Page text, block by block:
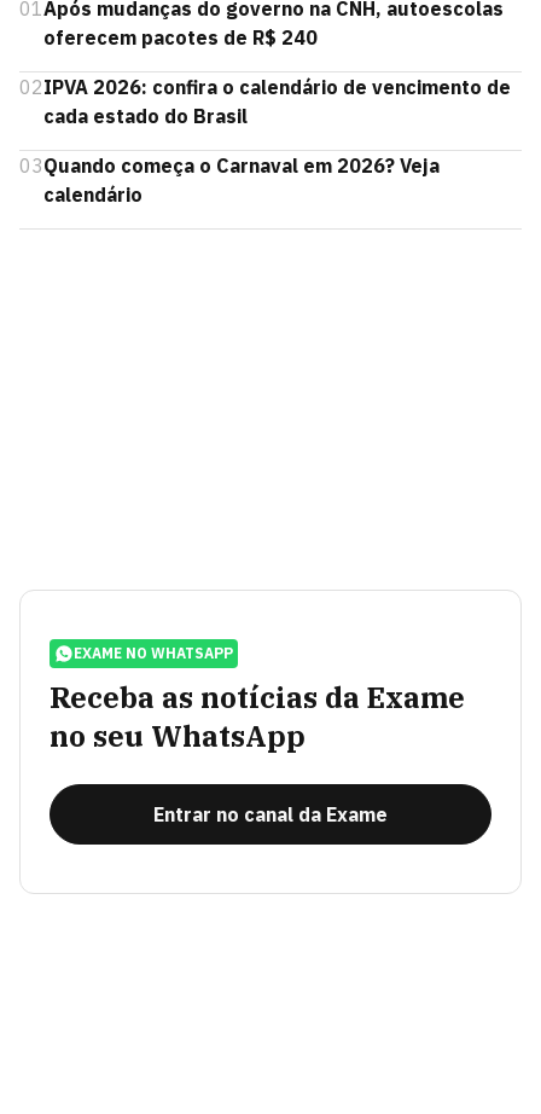
01Após mudanças do governo na CNH, autoescolas
oferecem pacotes de R$ 240
02IPVA 2026: confira o calendário de vencimento de
cada estado do Brasil
03Quando começa o Carnaval em 2026? Veja
calendário
EXAME NO WHATSAPP
Receba as notícias da Exame
no seu WhatsApp
Entrar no canal da Exame